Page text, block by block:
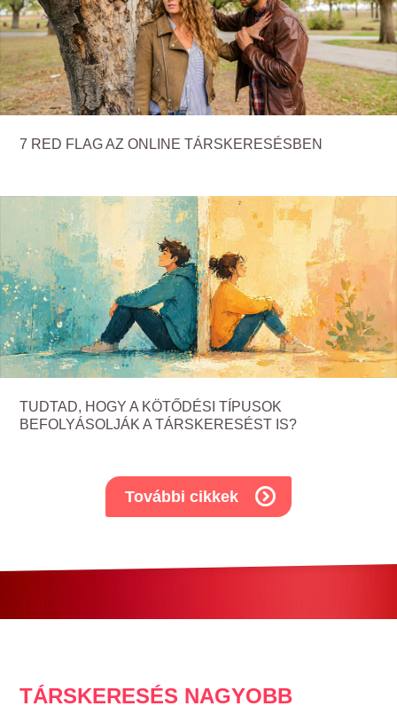
7 RED FLAG AZ ONLINE TÁRSKERESÉSBEN
TUDTAD, HOGY A KÖTŐDÉSI TÍPUSOK
BEFOLYÁSOLJÁK A TÁRSKERESÉST IS?
További cikkek
TÁRSKERESÉS NAGYOBB